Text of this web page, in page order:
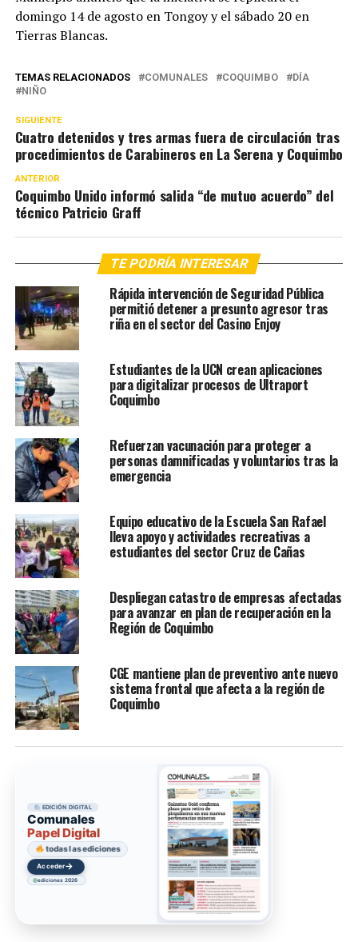
domingo 14 de agosto en Tongoy y el sábado 20 en
Tierras Blancas.
TEMAS RELACIONADOS COMUNALES COQUIMBO
DÍA
NIÑO
SIGUIENTE
Cuatro detenidos y tres armas fuera de circulación tras
procedimientos de Carabineros en La Serena y Coquimbo
ANTERIOR
Coquimbo Unido informó salida “de mutuo acuerdo” del
técnico Patricio Graff
TE PODRÍA INTERESAR
Rápida intervención de Seguridad Pública
permitió detener a presunto agresor tras
riña en el sector del Casino Enjoy
Estudiantes de la UCN crean aplicaciones
para digitalizar procesos de Ultraport
Coquimbo
Refuerzan vacunación para proteger a
personas damnificadas y voluntarios tras la
emergencia
Equipo educativo de la Escuela San Rafael
lleva apoyo y actividades recreativas a
estudiantes del sector Cruz de Cañas
Despliegan catastro de empresas afectadas
para avanzar en plan de recuperación en la
Región de Coquimbo
CGE mantiene plan de preventivo ante nuevo
sistema frontal que afecta a la región de
Coquimbo
EDICIÓN DIGITAL
Comunales
Papel Digital
todas las ediciones
Acceder→
ediciones 2026